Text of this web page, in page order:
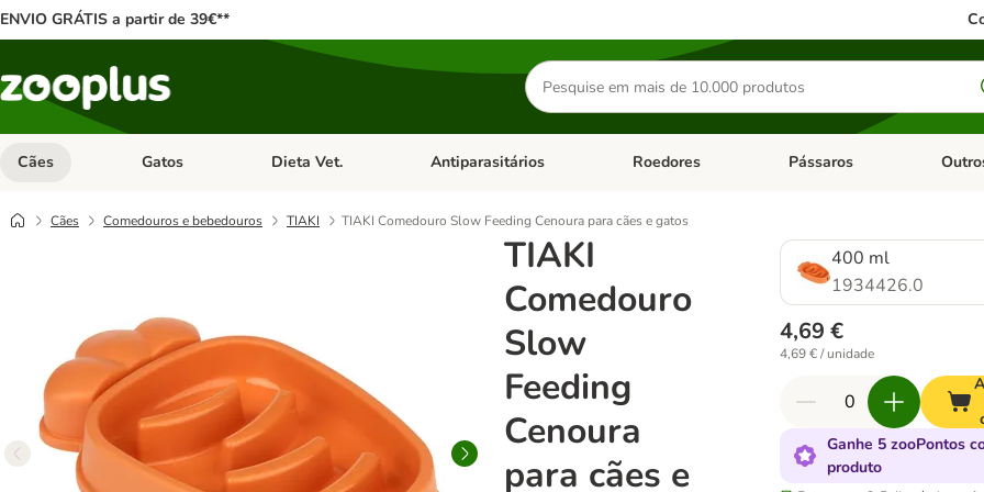
ENVIO GRÁTIS a partir de 39€**
Pesquisar
produtos
Cães Abrir menu de categoria: Cães
Gatos Abrir menu de categoria: Gatos
Dieta Vet. Abrir menu de categoria: Dieta Vet.
Antiparasitários Abrir menu de categoria: Antiparasitários
Roedores Abrir menu de categoria:
Pássaros Abrir
Cães Comedouros e bebedouros TIAKI TIAKI Comedouro Slow Feeding Cenoura para cães e gatos
TIAKI
Comedouro
Slow
Feeding
Cenoura
para cães e
400 ml
1934426.0
4,69 €
4,69 € / unidade
Ganhe 5 zooPontos
produto